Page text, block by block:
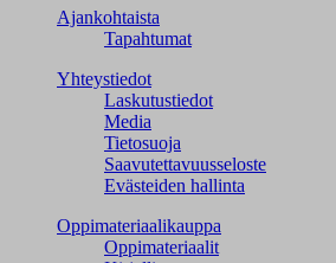
Ajankohtaista
Tapahtumat
Yhteystiedot
Laskutustiedot
Media
Tietosuoja
Saavutettavuusseloste
Evästeiden hallinta
Oppimateriaalikauppa
Oppimateriaalit